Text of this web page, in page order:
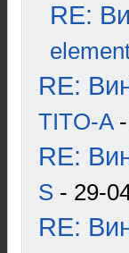
RE:
RE:
TITO-A-
RE:
S - 29-
RE: